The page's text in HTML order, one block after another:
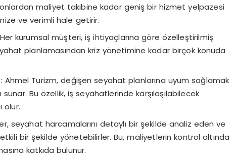
maliyet takibine kadar geniş bir hizmet yelpazesi
ve verimli hale getirir.
kurumsal müşteri, iş ihtiyaçlarına göre özelleştirilmiş
planlamasından kriz yönetimine kadar birçok konuda
: Ahmel Turizm, değişen seyahat planlarına uyum sağlamak
Bu özellik, iş seyahatlerinde karşılaşılabilecek
olur.
seyahat harcamalarını detaylı bir şekilde analiz eden ve
bir şekilde yönetebilirler. Bu, maliyetlerin kontrol altında
katkıda bulunur.